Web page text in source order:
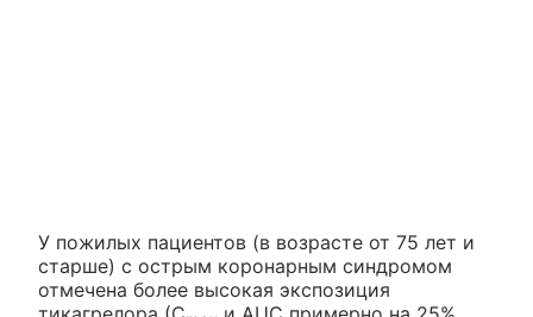
У пожилых пациентов (в возрасте от 75 лет и
старше) с острым коронарным синдромом
отмечена более высокая экспозиция